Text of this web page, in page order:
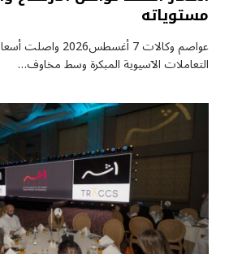
مستوياته
عواصم وكالات 7
التعاملات الآسيوية المبكرة وسط مخاوف…